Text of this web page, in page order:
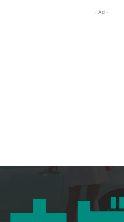
- Ad -